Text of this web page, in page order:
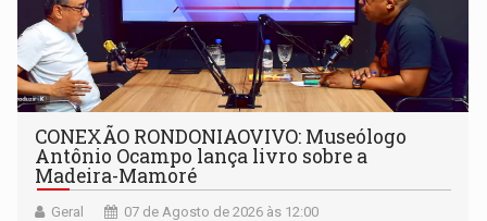
CONEXÃO RONDONIAOVIVO: Museólogo
Antônio Ocampo lança livro sobre a
Madeira-Mamoré
Geral 07 de Agosto de 2026 às 12:00